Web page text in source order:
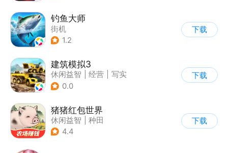
钓鱼大师
街机
1.2
下载
建筑模拟3
休闲益智 经营
写实
| 建造模拟
0.0
下载
猪猪红包世界
休闲益智
种田
| 田园生活
4.4
下载